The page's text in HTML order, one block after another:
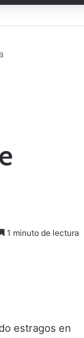
1 minuto de lectura
estragos en